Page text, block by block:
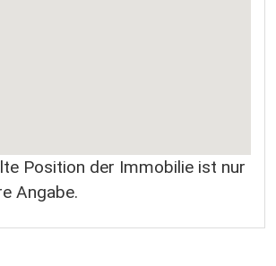
Position der Immobilie ist nur
Angabe.